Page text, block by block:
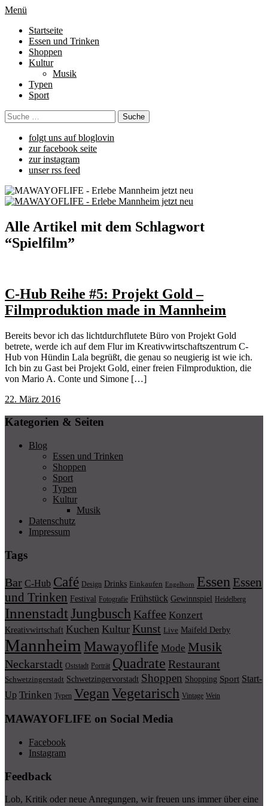
Menü
Startseite
Essen und Trinken
Shoppen
Kultur
Musik
Typen
Sport
folgt uns auf bloglovin
zur facebook seite
zur instagram
unser rss feed
Alle Artikel mit dem Schlagwort
“Spielfilm”
C-Hub Reihe #5: Projekt Gold –
Filmproduktion made in Mannheim
Bereits bevor ich das lichtdurchflutete Büro von Projekt Gold
betrete, werde ich auf dem Flur im Kreativwirtschaftszentrum C-
Hub von Hündin Lala begrüßt, die genau so neugierig ist wie ich.
Ich bin zu Gast bei Projekt Gold, einer freien Filmproduktion, die
von Mario A. Conte und Simone […]
22. März 2016
Kategorien & Seiten
Blog
Essen und Trinken
Shoppen
Sport
Typen
Kultur
Musik
Datenschutz
Impressum
Tags
Bar C-Hub Café Design Drinks Einkaufen Engelhorn Essen Essen
und Trinken Festival Fotografie Frühstück Gewinnspiel Heidelberg
InnenstadtJungbusch Kaffee Konzert
Kreativwirtschaft Kuchen Kultur Kunst Live Maifeld Derby
Mannheim Mawayoflife Mode Musik
Neckarstadt Oststadt Porträt Quadrate Restaurant
Schwetzingerstadt Schwetzingervorstadt Shoppen Shopping Sport Start-
Up Trinken Typen Vegan Vegetarisch Vintage Wein
MAWAYOFLIFE on Social Media
Facebook
Instagram
Feedback
Lob, Kritik oder neue Anregungen, wir freuen uns immer über eine